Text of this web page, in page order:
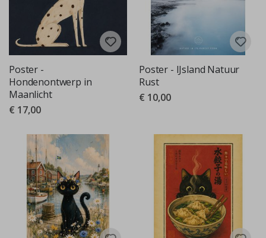
Poster -
Hondenontwerp in
Maanlicht
€ 17,00
Poster - IJsland Natuur
Rust
€ 10,00